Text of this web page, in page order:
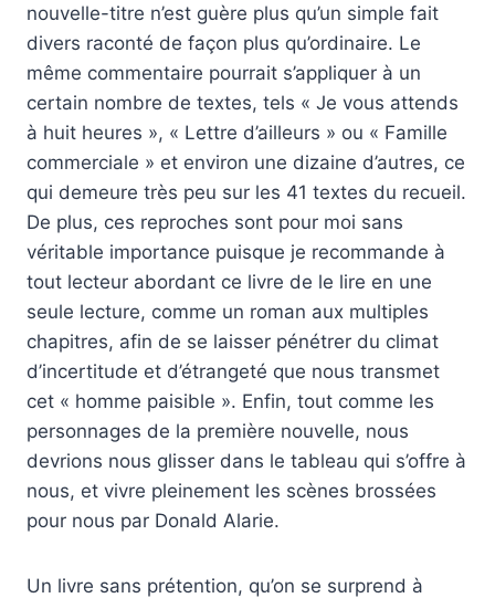
nouvelle-titre n’est guère plus qu’un simple fait
divers raconté de façon plus qu’ordinaire. Le
même commentaire pourrait s’appliquer à un
certain nombre de textes, tels « Je vous attends
à huit heures », « Lettre d’ailleurs » ou « Famille
commerciale » et environ une dizaine d’autres, ce
qui demeure très peu sur les 41 textes du recueil.
De plus, ces reproches sont pour moi sans
véritable importance puisque je recommande à
tout lecteur abordant ce livre de le lire en une
seule lecture, comme un roman aux multiples
chapitres, afin de se laisser pénétrer du climat
d’incertitude et d’étrangeté que nous transmet
cet « homme paisible ». Enfin, tout comme les
personnages de la première nouvelle, nous
devrions nous glisser dans le tableau qui s’offre à
nous, et vivre pleinement les scènes brossées
pour nous par Donald Alarie.
Un livre sans prétention, qu’on se surprend à